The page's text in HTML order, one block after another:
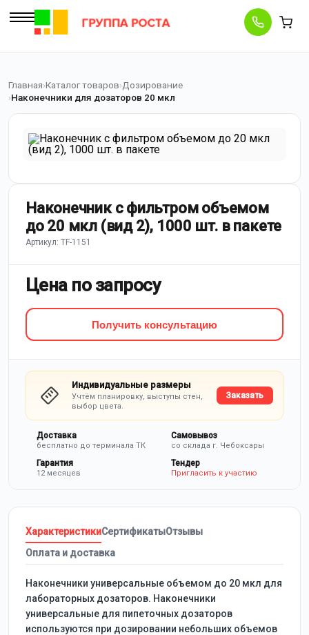
Главная Каталог товаров Дозирование
Наконечники для дозаторов 20 мкл
Наконечник с фильтром объемом
до 20 мкл (вид 2), 1000 шт. в пакете
Артикул: TF-1151
Цена по запросу
Получить консультацию
Индивидуальные размеры
Учтём планировку, выступы стен,
выбор цвета.
Заказать
Доставка
бесплатно до терминала ТК
Самовывоз
со склада г. Чебоксары
Гарантия
12 месяцев
Тендер
Пригласить к участию
ХарактеристикиСертификатыОтзывы
Оплата и доставка
Наконечники универсальные объемом до 20 мкл для
лабораторных дозаторов. Наконечники
универсальные для пипеточных дозаторов
используются при дозировании небольших объемов